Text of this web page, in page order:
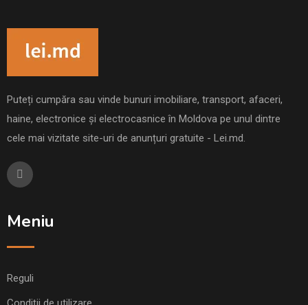
Puteți cumpăra sau vinde bunuri imobiliare, transport, afaceri,
haine, electronice și electrocasnice în Moldova pe unul dintre
cele mai vizitate site-uri de anunțuri gratuite - Lei.md.
Meniu
Reguli